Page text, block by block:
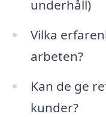
underhåll)
Vilka
arbeten?
Kan de ge
kunder?